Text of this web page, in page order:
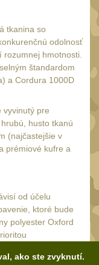
tkanina so
odolnosť
rozumnej hmotnosti.
štandardom
a Cordura 1000D
vyvinutý pre
husto tkanú
(najčastejšie v
prémiové kufre a
od účelu
ktoré bude
polyester Oxford
podmienkach,
ako ste zvyknutí.